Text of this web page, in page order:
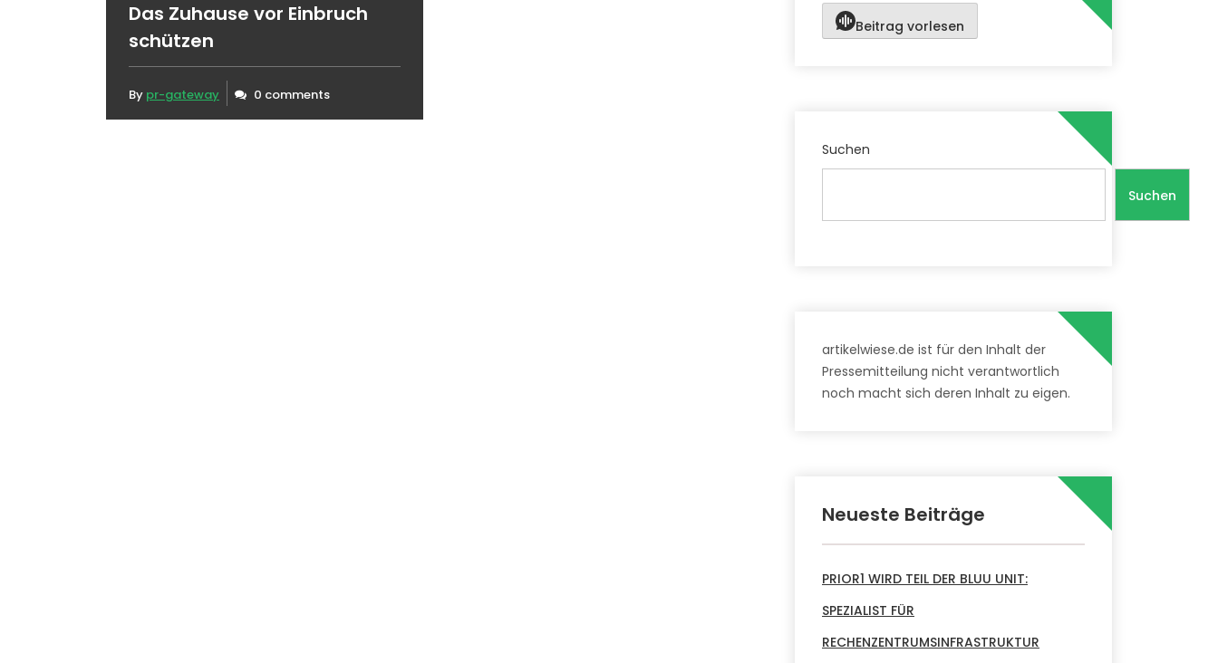
Das Zuhause vor Einbruch
schützen
By pr-gateway 0 comments
Beitrag vorlesen
Suchen
Suchen
artikelwiese.de ist für den Inhalt der
Pressemitteilung nicht verantwortlich
noch macht sich deren Inhalt zu eigen.
Neueste Beiträge
PRIOR1 WIRD TEIL DER BLUU UNIT:
SPEZIALIST FÜR
RECHENZENTRUMSINFRASTRUKTUR